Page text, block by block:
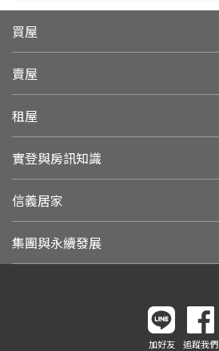
買屋
賣屋
租屋
實登與房訊知識
信義居家
集團與永續發展
加好友 追蹤我們